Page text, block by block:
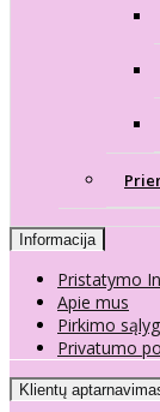
Informacija
Pristatymo
Apie mus
Pirkimo
Privatumo
Klientų